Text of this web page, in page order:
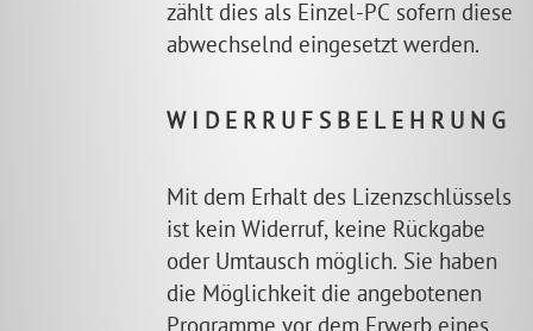
zählt dies als Einzel-PC sofern diese
abwechselnd eingesetzt werden.
W I D E R R U F S B E L E H R U N G
Mit dem Erhalt des Lizenzschlüssels
ist kein Widerruf, keine Rückgabe
oder Umtausch möglich. Sie haben
die Möglichkeit die angebotenen